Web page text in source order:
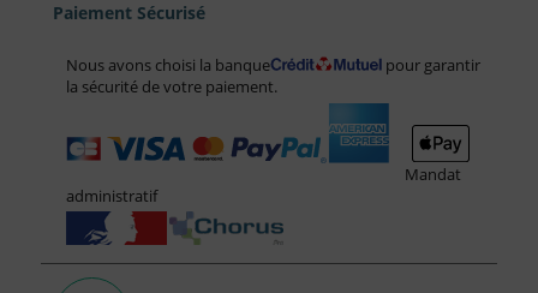
Paiement Sécurisé
Nous avons choisi la banque
pour garantir
la sécurité de votre paiement.
Mandat
administratif